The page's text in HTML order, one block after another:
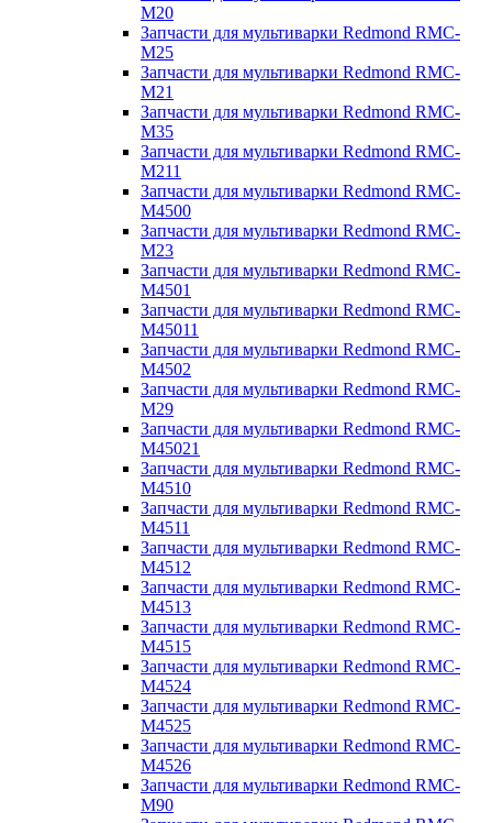
M20
Запчасти для мультиварки Redmond RMC-
M25
Запчасти для мультиварки Redmond RMC-
M21
Запчасти для мультиварки Redmond RMC-
M35
Запчасти для мультиварки Redmond RMC-
M211
Запчасти для мультиварки Redmond RMC-
M4500
Запчасти для мультиварки Redmond RMC-
M23
Запчасти для мультиварки Redmond RMC-
M4501
Запчасти для мультиварки Redmond RMC-
M45011
Запчасти для мультиварки Redmond RMC-
M4502
Запчасти для мультиварки Redmond RMC-
M29
Запчасти для мультиварки Redmond RMC-
M45021
Запчасти для мультиварки Redmond RMC-
M4510
Запчасти для мультиварки Redmond RMC-
M4511
Запчасти для мультиварки Redmond RMC-
M4512
Запчасти для мультиварки Redmond RMC-
M4513
Запчасти для мультиварки Redmond RMC-
M4515
Запчасти для мультиварки Redmond RMC-
M4524
Запчасти для мультиварки Redmond RMC-
M4525
Запчасти для мультиварки Redmond RMC-
M4526
Запчасти для мультиварки Redmond RMC-
M90